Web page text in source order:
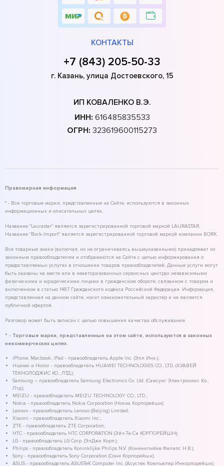
КОНТАКТЫ
+7 (843) 205-50-33
г. Казань, улица Достоевского, 15
ИП КОВАЛЕНКО В.Э.
ИНН: 616485835533
ОГРН: 323619600115273
Правомерная информация
* - Все торговые марки, представленные на Сайте, используются в законных
информационных и описательных целях.
Название "Laurastar" является зарегистрированной торговой маркой LAURASTAR.
Название "Bork-Import" является зарегистрированной торговой маркой компании BORK.
Все товарные знаки (включая, но не ограничиваясь вышеуказанными) принадлежат их
законным правообладателям и отображаются на Сайте с целью информирования о
предоставляемых услугах в отношении товаров правообладателей. Данные услуги могут
быть оказаны на месте или в неавторизованных сервисных центрах независимыми
физическими и юридическими лицами в гражданском обороте, связанном с товаром и
включенном в статью 1487 Гражданского кодекса Российской Федерации. Информация,
представленная на данном сайте, носит ознакомительный характер и не является
публичной офертой.
Разговор может быть записан с целью повышения качества обслуживания.
* - Торговые марки, представленные на этом сайте, используются в законных
некоммерческих целях.
iPhone, Macbook, iPad - правообладатель Apple Inc. (Эпл Инк.);
Huawei и Honor - правообладатель HUAWEI TECHNOLOGIES CO., LTD. (ХУАВЕЙ
ТЕКНОЛОДЖИС КО., ЛТД.);
Samsung – правообладатель Samsung Electronics Co. Ltd. (Самсунг Электроникс Ко.,
Лтд.);
MEIZU - правообладатель MEIZU TECHNOLOGY CO., LTD.;
Nokia - правообладатель Nokia Corporation (Нокиа Корпорейшн);
Lenovo - правообладатель Lenovo (Beijing) Limited;
Xiaomi - правообладатель Xiaomi Inc.;
ZTE - правообладатель ZTE Corporation;
HTC - правообладатель HTC CORPORATION (Эйч-Ти-Си КОРПОРЕЙШН);
LG - правообладатель LG Corp. (ЭлДжи Корп.);
Philips - правообладатель Koninklijke Philips N.V. (Конинклийке Филипс Н.В.);
Sony - правообладатель Sony Corporation (Сони Корпорейшн);
ASUS - правообладатель ASUSTeK Computer Inc. (Асустек Компьютер Инкорпорейшн);